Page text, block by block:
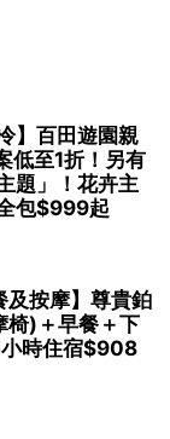
】百田遊園親
低至1折！另有
題」！花卉主
包$999起
及按摩】尊貴鉑
椅)＋早餐＋下
時住宿$908